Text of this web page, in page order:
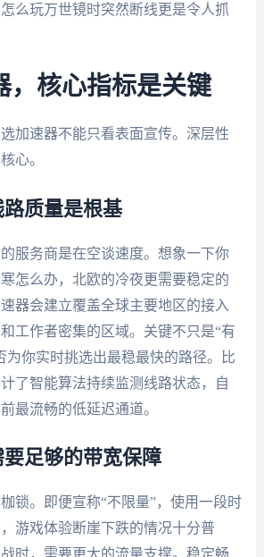
么玩万世镜时突然断线更是令人抓
，核心指标是关键
加速器不能只看表面宣传。深层性
心。
质量是根基
服务商是在空谈速度。想象一下你
怎么办，北欧的冷夜更需要稳定的
器会建立覆盖全球主要地区的接入
工作者密集的区域。关键不只是“有
为你实时挑选出最稳最快的路径。比
了智能算法持续监测线路状态，自
最流畅的低延迟通道。
足够的带宽保障
锁。即便宣称“不限量”，使用一段时
游戏体验断崖下跌的情况十分普